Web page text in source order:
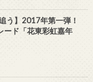
う】2017年第一弾！
ード「花東彩虹嘉年